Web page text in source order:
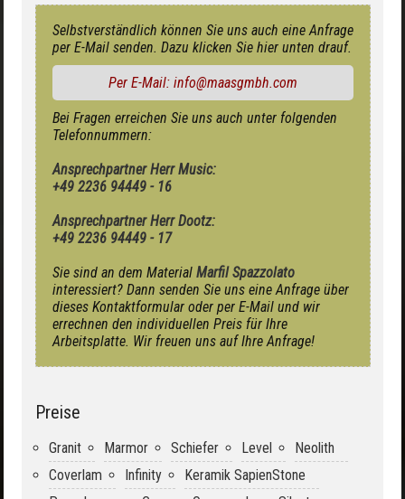
Selbstverständlich können Sie uns auch eine Anfrage
per E-Mail senden. Dazu klicken Sie hier unten drauf.
Per E-Mail: info@maasgmbh.com
Bei Fragen erreichen Sie uns auch unter folgenden
Telefonnummern:
Ansprechpartner Herr Music:
+49 2236 94449 - 16
Ansprechpartner Herr Dootz:
+49 2236 94449 - 17
Sie sind an dem Material Marfil Spazzolato
interessiert? Dann senden Sie uns eine Anfrage über
dieses Kontaktformular oder per E-Mail und wir
errechnen den individuellen Preis für Ihre
Arbeitsplatte. Wir freuen uns auf Ihre Anfrage!
Preise
Granit Marmor Schiefer Level
Neolith
Coverlam
Infinity
Keramik SapienStone